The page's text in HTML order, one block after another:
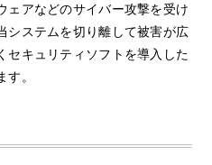
ェアなどのサイバー攻撃を受け
システムを切り離して被害が広
セキュリティソフトを導入した
。